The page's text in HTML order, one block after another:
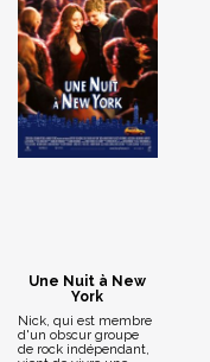
Une Nuit à New
York
Nick, qui est membre
d'un obscur groupe
de rock indépendant,